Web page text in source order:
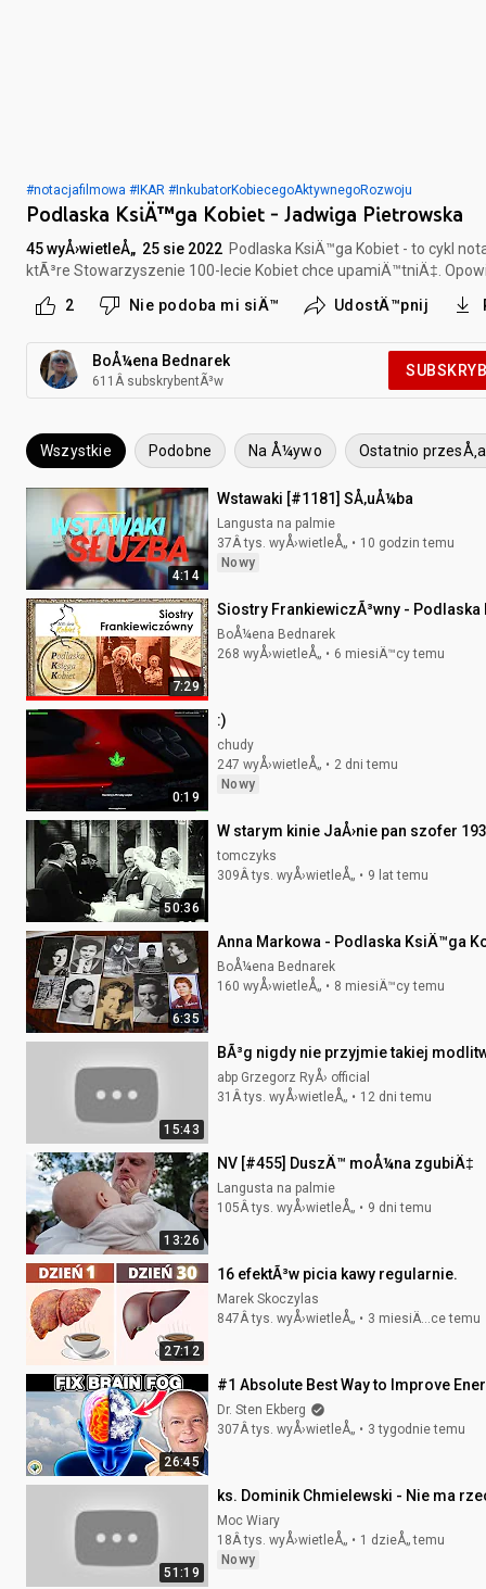
#notacjafilmowa #IKAR #InkubatorKobiecegoAktywnegoRozwoju
Podlaska KsiÄ™ga Kobiet - Jadwiga Pietrowska
45 wyÅ›wietleÅ„ 25 sie 2022 Podlaska KsiÄ™ga Kobiet - to cykl
ktÃ³re Stowarzyszenie 100-lecie Kobiet chce upamiÄ™tniÄ‡.
2
Nie podoba mi siÄ™ UdostÄ™pnij
BoÅ¼ena Bednarek
611Â subskrybentÃ³w
Wszystkie Podobne Na Å¼ywo Ostatnio
4:14
Wstawaki [#1181] SÅ‚uÅ¼ba
Langusta na palmie
37Â tys. wyÅ›wietleÅ„
10 godzin temu
Nowy
7:29
Siostry FrankiewiczÃ³wny -
BoÅ¼ena Bednarek
268 wyÅ›wietleÅ„
6 miesiÄ™cy temu
0:19
:)
chudy
247 wyÅ›wietleÅ„
2 dni temu
Nowy
50:36
W starym kinie JaÅ›nie pan szofer
tomczyks
309Â tys. wyÅ›wietleÅ„
9 lat temu
6:35
Anna Markowa - Podlaska KsiÄ™ga
BoÅ¼ena Bednarek
160 wyÅ›wietleÅ„
8 miesiÄ™cy temu
15:43
BÃ³g nigdy nie przyjmie takiej
abp Grzegorz RyÅ› official
31Â tys. wyÅ›wietleÅ„
12 dni temu
13:26
NV [#455] DuszÄ™ moÅ¼na zgubiÄ‡
Langusta na palmie
105Â tys. wyÅ›wietleÅ„
9 dni temu
27:12
16 efektÃ³w picia kawy regularnie.
Marek Skoczylas
847Â tys. wyÅ›wietleÅ„
3 miesiÄ…ce temu
26:45
#1 Absolute Best Way to Improve
Dr. Sten Ekberg
307Â tys. wyÅ›wietleÅ„
3 tygodnie temu
51:19
ks. Dominik Chmielewski - Nie ma
Moc Wiary
18Â tys. wyÅ›wietleÅ„
1 dzieÅ„ temu
Nowy